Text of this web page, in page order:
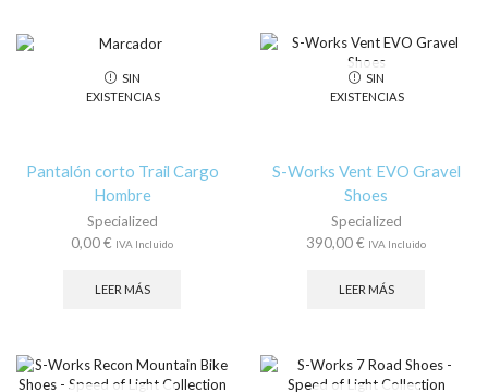
opciones
SIN
EXISTENCIAS
Pantalón corto Trail Cargo
Hombre
Specialized
0,00€ IVA Incluido
LEER MÁS
SIN
EXISTENCIAS
S-Works Vent EVO Gravel
Shoes
Specialized
390,00€ IVA Incluido
LEER MÁS